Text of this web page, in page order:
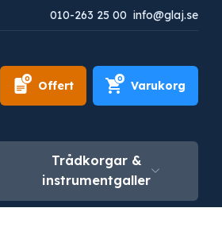
010-263 25 00 info@glaj.se
0
Offert
0
Varukorg
Trådkorgar &
instrumentgaller